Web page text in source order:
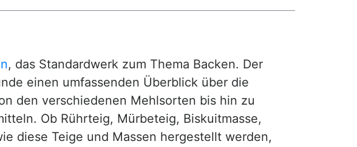
, das Standardwerk zum Thema Backen. Der
einen umfassenden Überblick über die
den verschiedenen Mehlsorten bis hin zu
Ob Rührteig, Mürbeteig, Biskuitmasse,
diese Teige und Massen hergestellt werden,